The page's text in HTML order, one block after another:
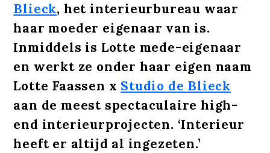
Blieck, het interieurbureau waar
haar moeder eigenaar van is.
Inmiddels is Lotte mede-eigenaar
en werkt ze onder haar eigen naam
Lotte Faassen x Studio de Blieck
aan de meest spectaculaire high-
end interieurprojecten. ‘Interieur
heeft er altijd al ingezeten.’